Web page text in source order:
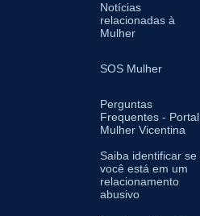
Notícias
relacionadas à
Mulher
SOS Mulher
Perguntas
Frequentes - Portal
Mulher Vicentina
Saiba identificar se
você está em um
relacionamento
abusivo